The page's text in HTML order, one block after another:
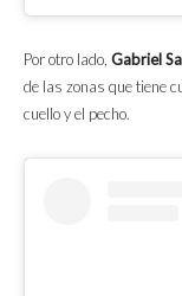
Por otro lado, Gabriel
de las zonas que tiene
cuello y el pecho.